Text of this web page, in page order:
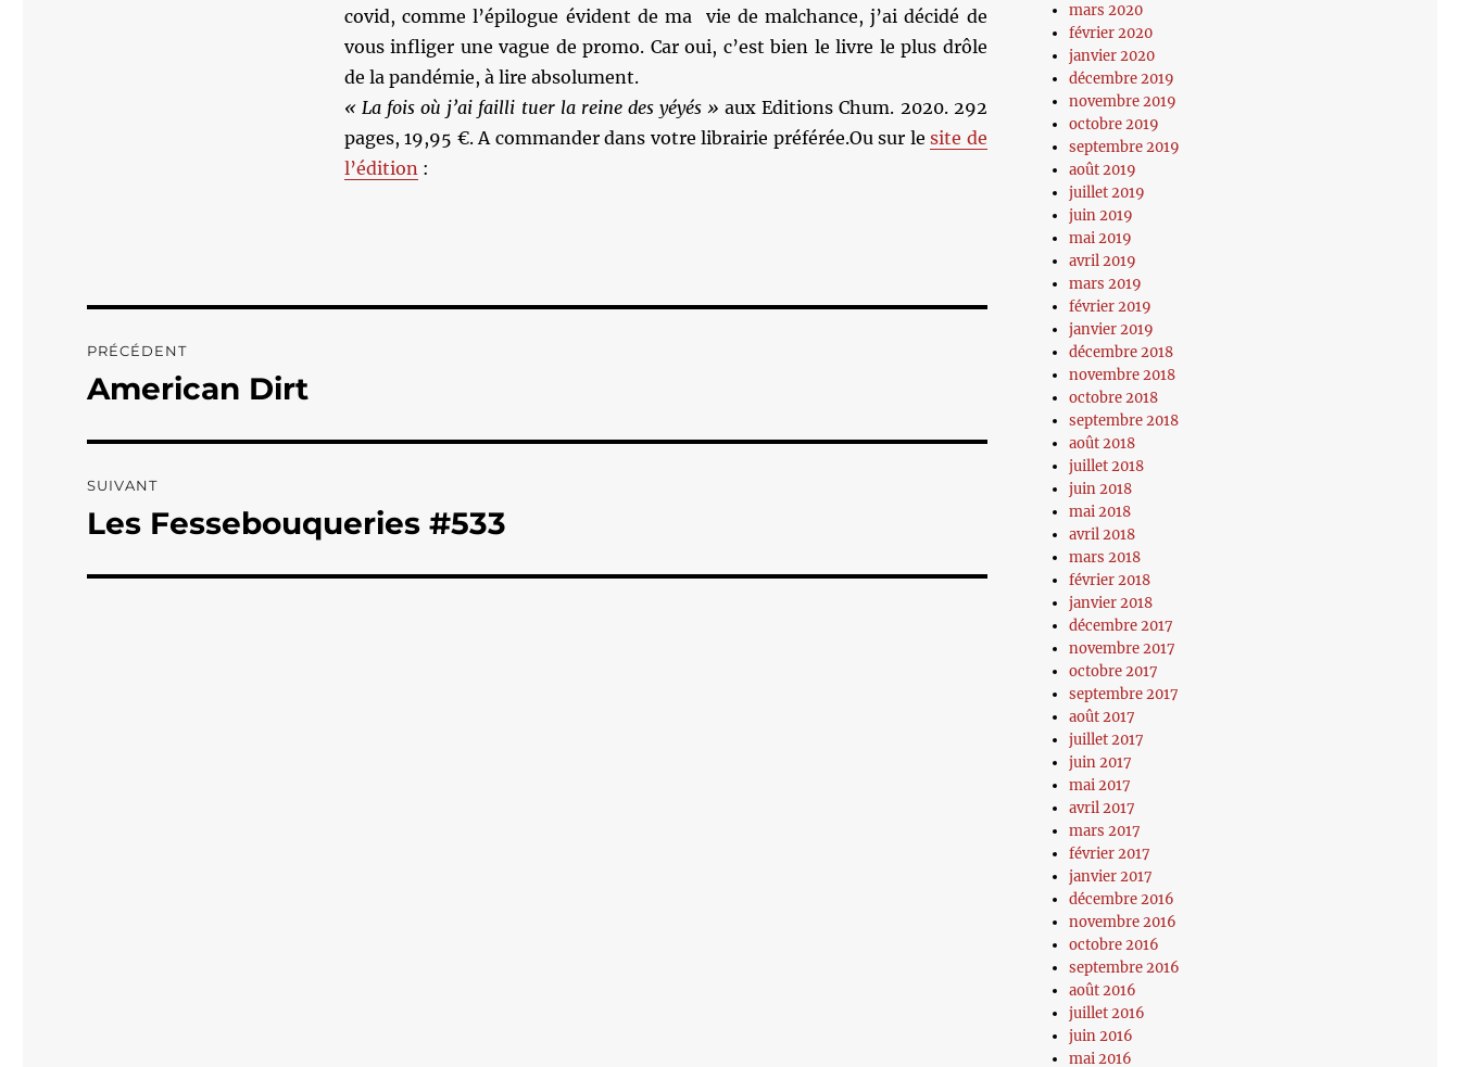
covid, comme l’épilogue évident de ma vie de malchance, j’ai décidé de
vous infliger une vague de promo. Car oui, c’est bien le livre le plus drôle
de la pandémie, à lire absolument.
« La fois où j’ai failli tuer la reine des yéyés » aux Editions Chum. 2020. 292
pages, 19,95 €. A commander dans votre librairie préférée.Ou sur lesite de
l’édition :
de
PRÉCÉDENT
Publication
American Dirt
SUIVANT
Publication
Les Fessebouqueries #533
mars 2020
février 2020
janvier 2020
décembre 2019
novembre 2019
octobre 2019
septembre 2019
août 2019
juillet 2019
juin 2019
mai 2019
avril 2019
mars 2019
février 2019
janvier 2019
décembre 2018
novembre 2018
octobre 2018
septembre 2018
août 2018
juillet 2018
juin 2018
mai 2018
avril 2018
mars 2018
février 2018
janvier 2018
décembre 2017
novembre 2017
octobre 2017
septembre 2017
août 2017
juillet 2017
juin 2017
mai 2017
avril 2017
mars 2017
février 2017
janvier 2017
décembre 2016
novembre 2016
octobre 2016
septembre 2016
août 2016
juillet 2016
juin 2016
mai 2016